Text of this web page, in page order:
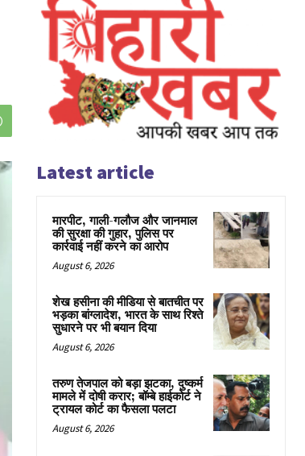
Latest article
मारपीट, गाली-गलौज और जानमाल
की सुरक्षा की गुहार, पुलिस पर
कार्रवाई नहीं करने का आरोप
August 6, 2026
शेख हसीना की मीडिया से बातचीत पर
भड़का बांग्लादेश, भारत के साथ रिश्ते
सुधारने पर भी बयान दिया
August 6, 2026
तरुण तेजपाल को बड़ा झटका, दुष्कर्म
मामले में दोषी करार; बॉम्बे हाईकोर्ट ने
ट्रायल कोर्ट का फैसला पलटा
August 6, 2026